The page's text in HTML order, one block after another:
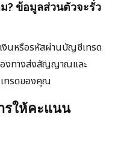
? ข้อมูลส่วนตัวจะรั่ว
งินหรือรหัสผ่านบัญชีเทรด
งทางส่งสัญญาณและ
ทรดของคุณ
รให้คะแนน